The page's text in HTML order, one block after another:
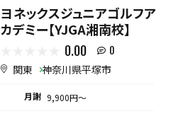
ヨネックスジュニアゴルフア
カデミー【YJGA湘南校】
0.00 0
関東 神奈川県平塚市
月謝 9,900円〜